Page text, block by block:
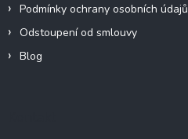
Podmínky ochrany osobních údajů
Odstoupení od smlouvy
Blog